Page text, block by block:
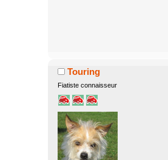
Touring
Fiatiste connaisseur